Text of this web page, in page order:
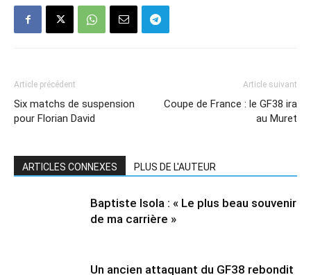
Article précédent
Six matchs de suspension
pour Florian David
Article suivant
Coupe de France : le GF38 ira
au Muret
ARTICLES CONNEXES PLUS DE L'AUTEUR
Baptiste Isola : « Le plus beau souvenir
de ma carrière »
Un ancien attaquant du GF38 rebondit